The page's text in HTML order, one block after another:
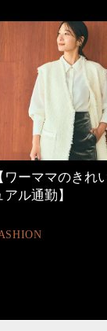
地よくいられる
は